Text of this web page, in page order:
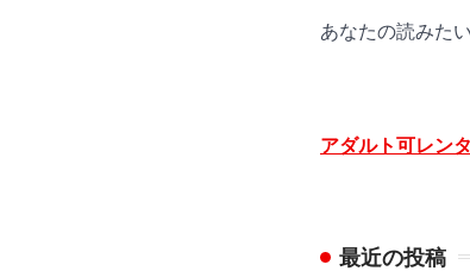
あなたの読みた
アダルト可レン
最近の投稿